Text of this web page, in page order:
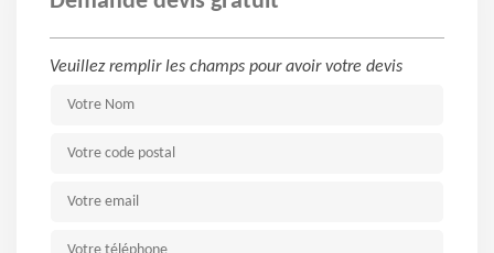
Veuillez remplir les champs pour avoir votre devis